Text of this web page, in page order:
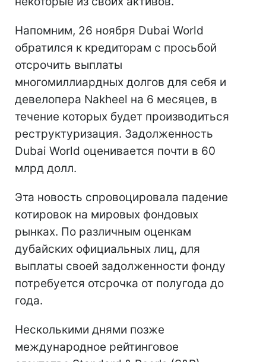
Напомним, 26 ноября Dubai World
обратился к кредиторам с просьбой
отсрочить выплаты
многомиллиардных долгов для себя и
девелопера Nakheel на 6 месяцев, в
течение которых будет производиться
реструктуризация. Задолженность
Dubai World оценивается почти в 60
млрд долл.
Эта новость спровоцировала падение
котировок на мировых фондовых
рынках. По различным оценкам
дубайских официальных лиц, для
выплаты своей задолженности фонду
потребуется отсрочка от полугода до
года.
Несколькими днями позже
международное рейтинговое